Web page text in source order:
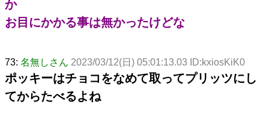
か
お目にかかる事は無かったけどな
73: 名無しさん 2023/03/12(日) 05:01:13.03 ID:kxiosKiK0
ポッキーはチョコをなめて取ってプリッツにし
てからたべるよね